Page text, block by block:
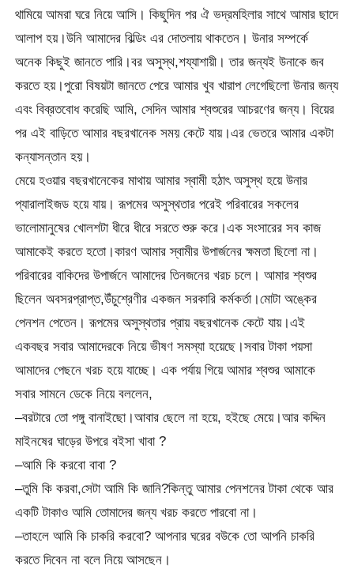
থামিয়ে আমরা ঘরে নিয়ে আসি। কিছুদিন পর ঐ ভদ্রমহিলার সাথে আমার ছাদে
আলাপ হয়।উনি আমাদের বিল্ডিং এর দোতলায় থাকতেন। উনার সম্পর্কে
অনেক কিছুই জানতে পারি।বর অসুস্থ,শয্যাশায়ী। তার জন্যই উনাকে জব
করতে হয়।পুরো বিষয়টা জানতে পেরে আমার খুব খারাপ লেগেছিলো উনার জন্য
এবং বিব্রতবোধ করেছি আমি, সেদিন আমার শ্বশুরের আচরণের জন্য। বিয়ের
পর এই বাড়িতে আমার বছরখানেক সময় কেটে যায়।এর ভেতরে আমার একটা
কন্যাসন্তান হয়।
মেয়ে হওয়ার বছরখানেকের মাথায় আমার স্বামী হঠাৎ অসুস্থ হয়ে উনার
প্যারালাইজড হয়ে যায়। রূপমের অসুস্থতার পরেই পরিবারের সকলের
ভালোমানুষের খোলশটা ধীরে ধীরে সরতে শুরু করে।এক সংসারের সব কাজ
আমাকেই করতে হতো।কারণ আমার স্বামীর উপার্জনের ক্ষমতা ছিলো না।
পরিবারের বাকিদের উপার্জনে আমাদের তিনজনের খরচ চলে। আমার শ্বশুর
ছিলেন অবসরপ্রাপ্ত,উঁচুশ্রেণীর একজন সরকারি কর্মকর্তা।মোটা অঙ্কের
পেনশন পেতেন। রূপমের অসুস্থতার প্রায় বছরখানেক কেটে যায়।এই
একবছর সবার আমাদেরকে নিয়ে ভীষণ সমস্যা হয়েছে।সবার টাকা পয়সা
আমাদের পেছনে খরচ হয়ে যাচ্ছে। এক পর্যায় গিয়ে আমার শ্বশুর আমাকে
সবার সামনে ডেকে নিয়ে বললেন,
–বরটারে তো পঙ্গু বানাইছো।আবার ছেলে না হয়ে, হইছে মেয়ে।আর কদ্দিন
মাইনষের ঘাড়ের উপরে বইসা খাবা ?
–আমি কি করবো বাবা ?
–তুমি কি করবা,সেটা আমি কি জানি?কিন্তু আমার পেনশনের টাকা থেকে আর
একটি টাকাও আমি তোমাদের জন্য খরচ করতে পারবো না।
–তাহলে আমি কি চাকরি করবো? আপনার ঘরের বউকে তো আপনি চাকরি
করতে দিবেন না বলে নিয়ে আসছেন।